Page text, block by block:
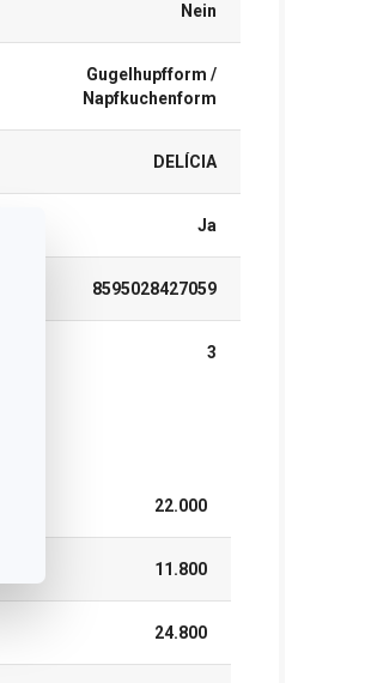
Nein
Gugelhupfform /
Napfkuchenform
DELÍCIA
Ja
8595028427059
3
22.000
11.800
24.800